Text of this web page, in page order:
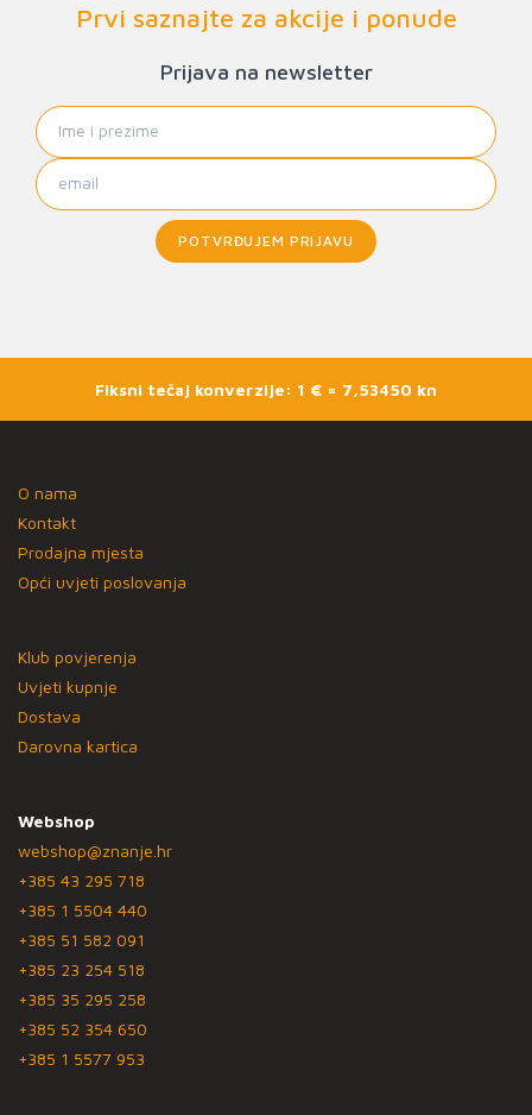
Prvi saznajte za akcije i ponude
Prijava na newsletter
POTVRĐUJEM PRIJAVU
Fiksni tečaj konverzije: 1 € = 7,53450 kn
O nama
Kontakt
Prodajna mjesta
Opći uvjeti poslovanja
Klub povjerenja
Uvjeti kupnje
Dostava
Darovna kartica
Webshop
webshop@znanje.hr
+385 43 295 718
+385 1 5504 440
+385 51 582 091
+385 23 254 518
+385 35 295 258
+385 52 354 650
+385 1 5577 953